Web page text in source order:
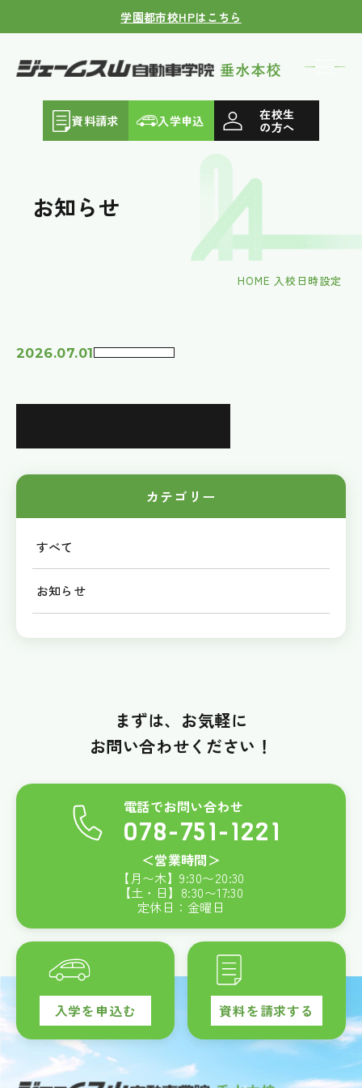
学園都市校HPはこちら
資料請求 入学申込
在校生
の方へ
お知らせ
HOME 入校日時設定
2026.07.01
カテゴリー
すべて
お知らせ
まずは、お気軽に
お問い合わせください！
電話でお問い合わせ
078-751-1221
＜営業時間＞
【月〜木】9:30〜20:30
【土・日】 8:30〜17:30
定休日：金曜日
入学を申込む 資料を請求する